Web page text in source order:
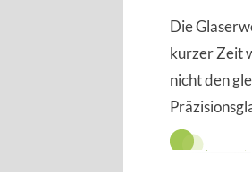
Die
kurzer Zeit
nicht den